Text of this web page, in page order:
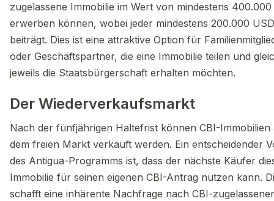
zugelassene Immobilie im Wert von mindestens
erwerben können, wobei jeder mindestens 200.000 USD
beiträgt. Dies ist eine attraktive Option für
oder Geschäftspartner, die eine Immobilie teilen und
jeweils die Staatsbürgerschaft erhalten möchten.
Der Wiederverkaufsmarkt
Nach der fünfjährigen Haltefrist können CBI-Immobilien
dem freien Markt verkauft werden. Ein entscheidender
des Antigua-Programms ist, dass der nächste Käufer
Immobilie für seinen eigenen CBI-Antrag nutzen kann.
schafft eine inhärente Nachfrage nach CBI-